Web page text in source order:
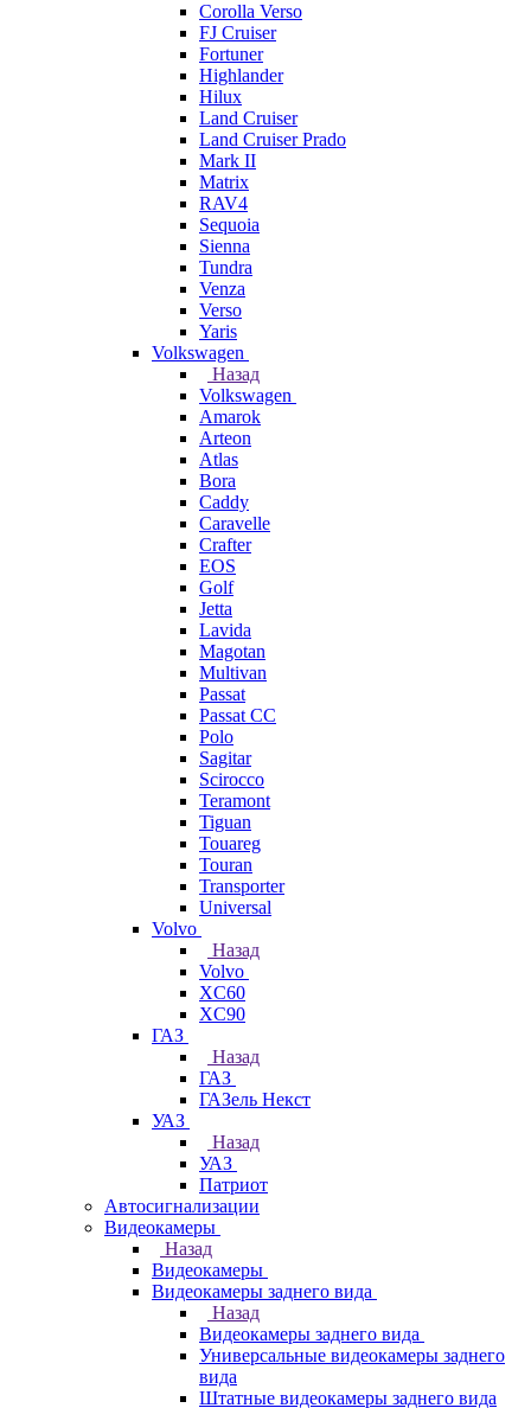
Corolla Verso
FJ Cruiser
Fortuner
Highlander
Hilux
Land Cruiser
Land Cruiser Prado
Mark II
Matrix
RAV4
Sequoia
Sienna
Tundra
Venza
Verso
Yaris
Volkswagen
Назад
Volkswagen
Amarok
Arteon
Atlas
Bora
Caddy
Caravelle
Crafter
EOS
Golf
Jetta
Lavida
Magotan
Multivan
Passat
Passat CC
Polo
Sagitar
Scirocco
Teramont
Tiguan
Touareg
Touran
Transporter
Universal
Volvo
Назад
Volvo
XC60
XC90
ГАЗ
Назад
ГАЗ
ГАЗель Некст
УАЗ
Назад
УАЗ
Патриот
Автосигнализации
Видеокамеры
Назад
Видеокамеры
Видеокамеры заднего вида
Назад
Видеокамеры заднего вида
Универсальные видеокамеры заднего
вида
Штатные видеокамеры заднего вида